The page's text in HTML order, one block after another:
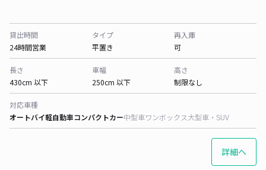
貸出時間
24時間営業
タイプ
平置き
再入庫
可
長さ
430cm 以下
車幅
250cm 以下
高さ
制限なし
対応車種
オートバイ軽自動車コンパクトカー中型車ワンボックス大型車・SUV
詳細へ